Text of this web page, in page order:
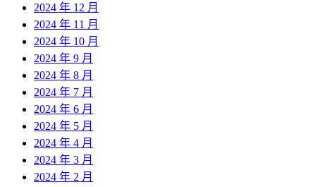
2024 年 12 月
2024 年 11 月
2024 年 10 月
2024 年 9 月
2024 年 8 月
2024 年 7 月
2024 年 6 月
2024 年 5 月
2024 年 4 月
2024 年 3 月
2024 年 2 月